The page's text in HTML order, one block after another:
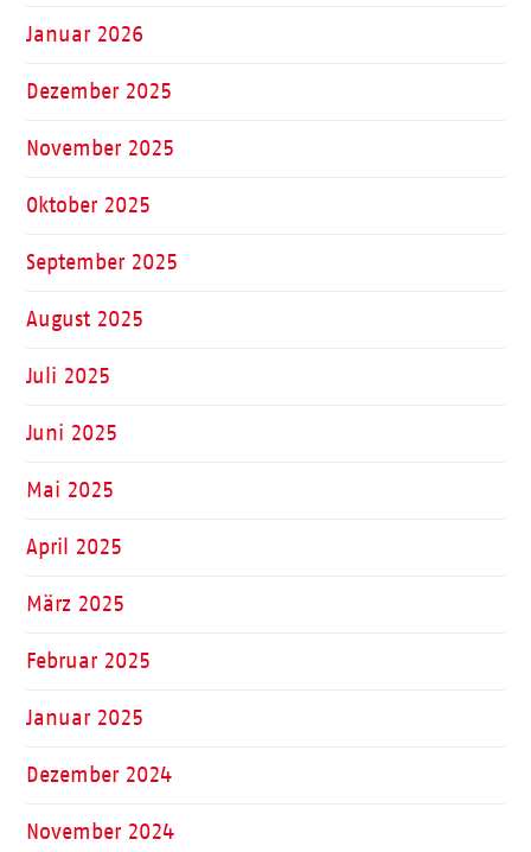
Januar 2026
Dezember 2025
November 2025
Oktober 2025
September 2025
August 2025
Juli 2025
Juni 2025
Mai 2025
April 2025
März 2025
Februar 2025
Januar 2025
Dezember 2024
November 2024